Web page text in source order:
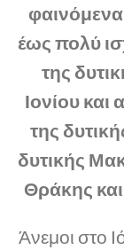
φαινόμενα
έως πολύ
της
Ιονίου και
της
δυτικής
Θράκης
Άνεμοι στο